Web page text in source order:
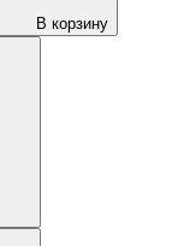
В корзину